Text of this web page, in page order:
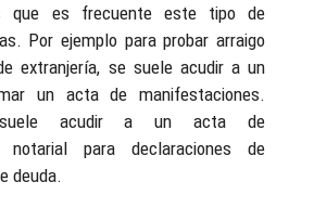
que es frecuente este tipo de
Por ejemplo para probar arraigo
extranjería, se suele acudir a un
un acta de manifestaciones.
acudir a un acta de
notarial para declaraciones de
deuda.